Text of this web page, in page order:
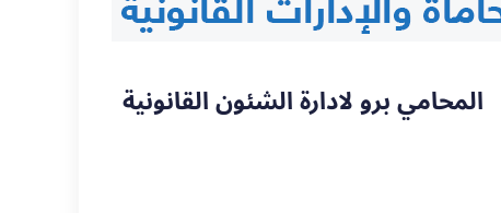
المحامي برو لادارة الشئون القانونية